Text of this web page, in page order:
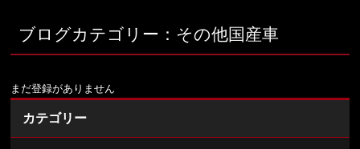
ブログカテゴリー：その他国産車
まだ登録がありません
カテゴリー